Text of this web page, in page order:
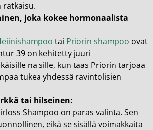
ratkaisu.
joka kokee hormonaalista
tai Priorin shampoo ovat
39 on kehitetty juuri
naisille, kun taas Priorin tarjoaa
tukea yhdessä ravintolisien
tai hilseinen:
Shampoo on paras valinta. Sen
eikä se sisällä voimakkaita